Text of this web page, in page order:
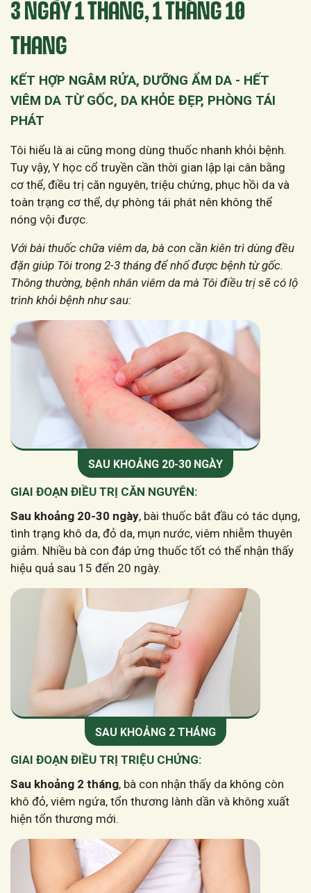
3 NGÀY 1 THANG,1 THÁNG 10
THANG
KẾT HỢP NGÂM RỬA, DƯỠNG ẨM DA - HẾT
VIÊM DA TỪ GỐC, DA KHỎE ĐẸP, PHÒNG TÁI
PHÁT
Tôi hiểu là ai cũng mong dùng thuốc nhanh khỏi bệnh.
Tuy vậy, Y học cổ truyền cần thời gian lập lại cân bằng
cơ thể, điều trị căn nguyên, triệu chứng, phục hồi da và
toàn trạng cơ thể, dự phòng tái phát nên không thể
nóng vội được.
Với bài thuốc chữa viêm da, bà con cần kiên trì dùng đều
đặn giúp Tôi trong 2-3 tháng để nhổ được bệnh từ gốc.
Thông thường, bệnh nhân viêm da mà Tôi điều trị sẽ có lộ
trình khỏi bệnh như sau:
SAU KHOẢNG 20-30 NGÀY
GIAI ĐOẠN ĐIỀU TRỊ CĂN NGUYÊN:
Sau khoảng 20-30 ngày, bài thuốc bắt đầu có tác dụng,
tình trạng khô da, đỏ da, mụn nước, viêm nhiễm thuyên
giảm. Nhiều bà con đáp ứng thuốc tốt có thể nhận thấy
hiệu quả sau 15 đến 20 ngày.
SAU KHOẢNG 2 THÁNG
GIAI ĐOẠN ĐIỀU TRỊ TRIỆU CHỨNG:
Sau khoảng 2 tháng, bà con nhận thấy da không còn
khô đỏ, viêm ngứa, tổn thương lành dần và không xuất
hiện tổn thương mới.